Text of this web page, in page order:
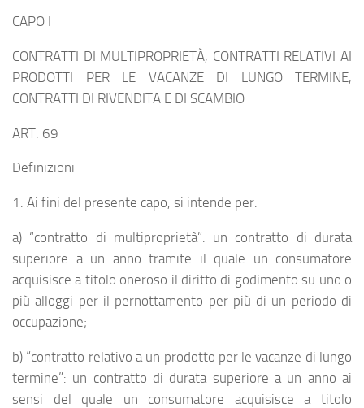
CAPO I
CONTRATTI DI MULTIPROPRIETÀ, CONTRATTI RELATIVI AI
PRODOTTI PER LE VACANZE DI LUNGO TERMINE,
CONTRATTI DI RIVENDITA E DI SCAMBIO
ART. 69
Definizioni
1. Ai fini del presente capo, si intende per:
a) “contratto di multiproprietà”: un contratto di durata
superiore a un anno tramite il quale un consumatore
acquisisce a titolo oneroso il diritto di godimento su uno o
più alloggi per il pernottamento per più di un periodo di
occupazione;
b) “contratto relativo a un prodotto per le vacanze di lungo
termine”: un contratto di durata superiore a un anno ai
sensi del quale un consumatore acquisisce a titolo